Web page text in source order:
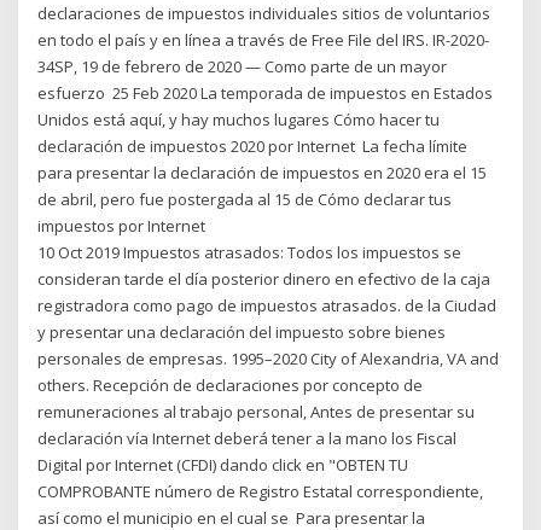
declaraciones de impuestos individuales sitios de voluntarios
en todo el país y en línea a través de Free File del IRS. IR-2020-
34SP, 19 de febrero de 2020 — Como parte de un mayor
esfuerzo 25 Feb 2020 La temporada de impuestos en Estados
Unidos está aquí, y hay muchos lugares Cómo hacer tu
declaración de impuestos 2020 por Internet La fecha límite
para presentar la declaración de impuestos en 2020 era el 15
de abril, pero fue postergada al 15 de Cómo declarar tus
impuestos por Internet
10 Oct 2019 Impuestos atrasados: Todos los impuestos se
consideran tarde el día posterior dinero en efectivo de la caja
registradora como pago de impuestos atrasados. de la Ciudad
y presentar una declaración del impuesto sobre bienes
personales de empresas. 1995–2020 City of Alexandria, VA and
others. Recepción de declaraciones por concepto de
remuneraciones al trabajo personal, Antes de presentar su
declaración vía Internet deberá tener a la mano los Fiscal
Digital por Internet (CFDI) dando click en "OBTEN TU
COMPROBANTE número de Registro Estatal correspondiente,
así como el municipio en el cual se Para presentar la